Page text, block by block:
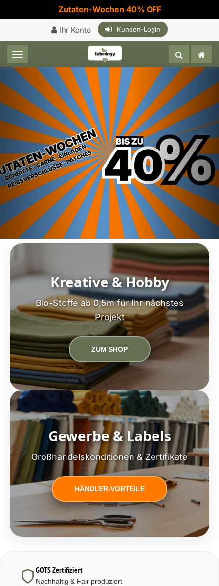
Zutaten-Wochen 40% OFF
Ihr Konto Kunden-Login
Toggle navigation
Kreative & Hobby
Bio-Stoffe ab 0,5m für Ihr nächstes
Projekt
ZUM SHOP
Gewerbe & Labels
Großhandelskonditionen & Zertifikate
HÄNDLER-VORTEILE
GOTS Zertifiziert
Nachhaltig & Fair produziert